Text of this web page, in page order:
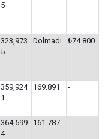
5
323,973
5
Dolmadı ₺74.800
359,924
1
169.891 -
364,599
4
161.787 -